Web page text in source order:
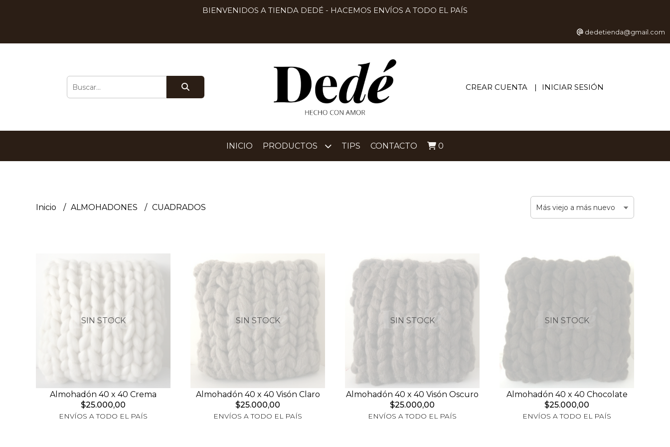
BIENVENIDOS A TIENDA DEDÉ - HACEMOS ENVÍOS A TODO EL PAÍS
dedetienda@gmail.com
CREAR CUENTA INICIAR SESIÓN
INICIO PRODUCTOS TIPS CONTACTO 0
Inicio ALMOHADONES CUADRADOS
SIN STOCK
Almohadón 40 x 40 Crema
$25.000,00
ENVÍOS A TODO EL PAÍS
SIN STOCK
Almohadón 40 x 40 Visón Claro
$25.000,00
ENVÍOS A TODO EL PAÍS
SIN STOCK
Almohadón 40 x 40 Visón Oscuro
$25.000,00
ENVÍOS A TODO EL PAÍS
SIN STOCK
Almohadón 40 x 40 Chocolate
$25.000,00
ENVÍOS A TODO EL PAÍS